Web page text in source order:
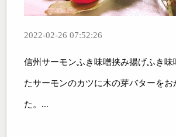
2022-02-26 07:52:26
信州サーモンふき味噌挟み揚げふき味
たサーモンのカツに木の芽バターをお
た。...